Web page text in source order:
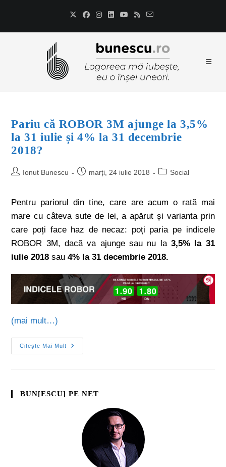
Pariu că ROBOR 3M ajunge la 3,5%
la 31 iulie și 4% la 31 decembrie
2018?
Ionut Bunescu marți, 24 iulie 2018 Social
Pentru pariorul din tine, care are acum o rată mai
mare cu câteva sute de lei, a apărut și varianta prin
care poți face haz de necaz: poți paria pe indicele
ROBOR 3M, dacă va ajunge sau nu la 3,5% la 31
iulie 2018 sau4% la 31 decembrie 2018.
(mai mult…)
Citește Mai Mult
BUN[ESCU] PE NET